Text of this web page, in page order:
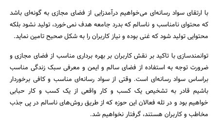
با ارتقای سواد رسانه‌ای می‌خواهیم درآمدزایی از فضای مجازی به گونه‌ای باشد
که محتوای نامناسب و ناسالم که بدرد جامعه هدف نمی‌خورد، تولید نشود بلکه
محتوایی تولید شود که غنی بوده و نیاز کاربران را به شکل صحیح تامین نماید.
توانمندسازی با تاکید بر نقش کاربران بر بهره برداری مناسب از فضای مجازی و
ضرورت توجه به استفاده از فضای سالم و ایمن و معرفی سبک زندگی مناسب
براساس سواد رسانه‌ای است. وقتی از سواد رسانه‌ای مناسب و کافی برخوردار
باشیم قادر به تشخیص یک کسب و کار واقعی از یک کسب و کار حبابی
خواهیم بود و در تله فعالان این حوزه که از طریق روش‌های ناسالم در پی جذب
مخاطب و کاربران هستند، گرفتار نخواهیم شد.